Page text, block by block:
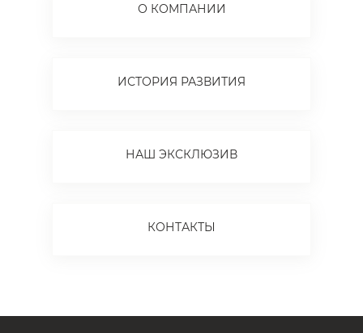
О КОМПАНИИ
ИСТОРИЯ РАЗВИТИЯ
НАШ ЭКСКЛЮЗИВ
КОНТАКТЫ